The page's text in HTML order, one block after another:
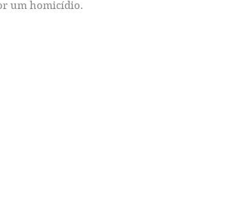
um homicídio.